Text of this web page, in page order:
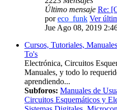
Último mensaje Re:
poreco_funk Ver
Jue Ago 08, 2019
Cursos, Tutoriales,
To's
Electrónica, Circuitos
Manuales, y todo lo
aprendiendo...
Subforos: Manuales de
Circuitos Esquemáticos y